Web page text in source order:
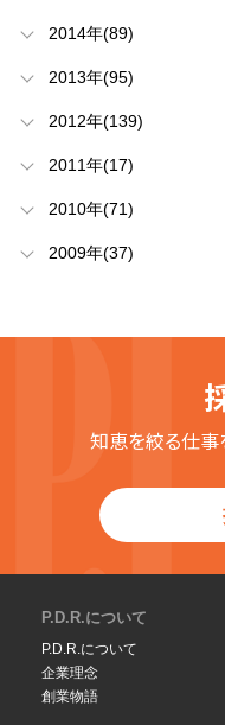
2014年(89)
2013年(95)
2012年(139)
2011年(17)
2010年(71)
2009年(37)
知恵を絞る仕事
P.D.R.について
P.D.R.について
企業理念
創業物語